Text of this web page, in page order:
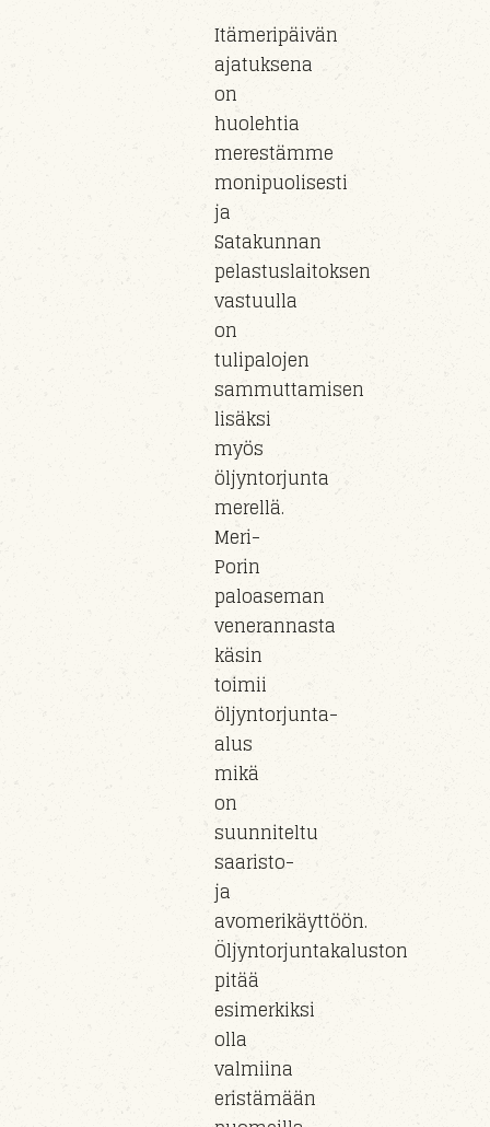
Itämeripäivän
ajatuksena
on
huolehtia
merestämme
monipuolisesti
ja
Satakunnan
pelastuslaitoksen
vastuulla
on
tulipalojen
sammuttamisen
lisäksi
myös
öljyntorjunta
merellä.
Meri-
Porin
paloaseman
venerannasta
käsin
toimii
öljyntorjunta-
alus
mikä
on
suunniteltu
saaristo-
ja
avomerikäyttöön.
Öljyntorjuntakaluston
pitää
esimerkiksi
olla
valmiina
eristämään